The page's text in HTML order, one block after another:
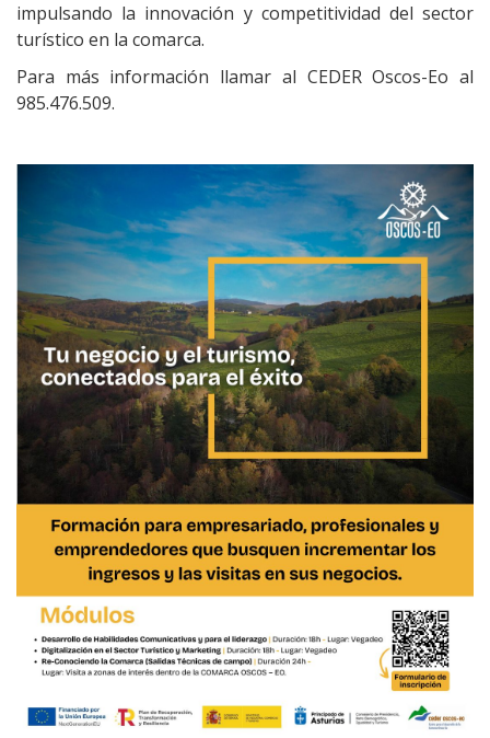
impulsando la innovación y competitividad del sector
turístico en la comarca.
Para más información llamar al CEDER Oscos-Eo al
985.476.509.